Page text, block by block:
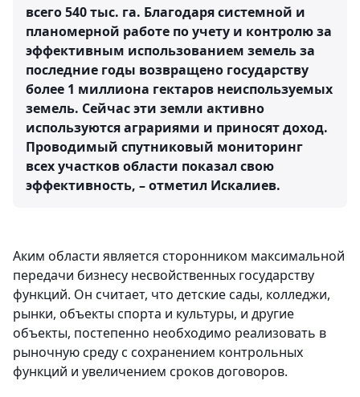
всего 540 тыс. га. Благодаря системной и
планомерной работе по учету и контролю за
эффективным использованием земель за
последние годы возвращено государству
более 1 миллиона гектаров неиспользуемых
земель. Сейчас эти земли активно
используются аграриями и приносят доход.
Проводимый спутниковый мониторинг
всех участков области показал свою
эффективность, – отметил Искалиев.
Аким области является сторонником максимальной
передачи бизнесу несвойственных государству
функций. Он считает, что детские сады, колледжи,
рынки, объекты спорта и культуры, и другие
объекты, постепенно необходимо реализовать в
рыночную среду с сохранением контрольных
функций и увеличением сроков договоров.